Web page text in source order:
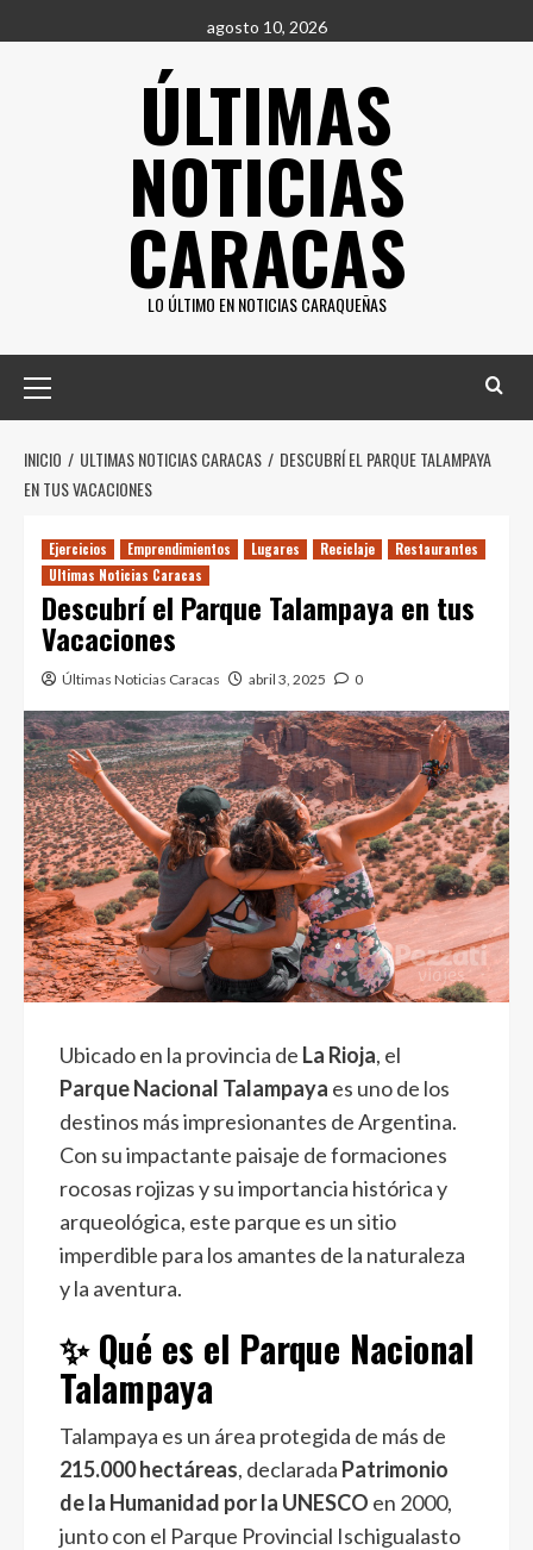
al
agosto 10, 2026
ÚLTIMAS
NOTICIAS
CARACAS
LO ÚLTIMO EN NOTICIAS CARAQUEÑAS
principal
INICIO ULTIMAS NOTICIAS CARACAS
DESCUBRÍ EL PARQUE TALAMPAYA
EN TUS VACACIONES
Ejercicios Emprendimientos Lugares Reciclaje
Restaurantes
Ultimas Noticias Caracas
Descubrí el Parque Talampaya en tus
Vacaciones
Últimas Noticias Caracas abril 3, 2025 0
Ubicado en la provincia de La Rioja, el
Parque Nacional Talampaya es uno de los
destinos más impresionantes de Argentina.
Con su impactante paisaje de formaciones
rocosas rojizas y su importancia histórica y
arqueológica, este parque es un sitio
imperdible para los amantes de la naturaleza
y la aventura.
✨ Qué es el Parque Nacional
Talampaya
Talampaya es un área protegida de más de
215.000 hectáreas, declarada Patrimonio
de la Humanidad por la UNESCO en 2000,
junto con el Parque Provincial Ischigualasto